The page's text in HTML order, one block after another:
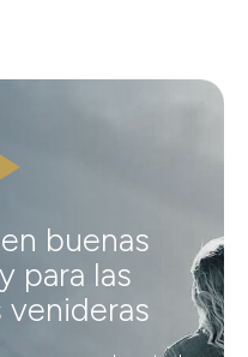
buenas
para las
venideras